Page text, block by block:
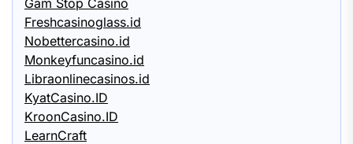
Gam Stop Casino
Freshcasinoglass.id
Nobettercasino.id
Monkeyfuncasino.id
Libraonlinecasinos.id
KyatCasino.ID
KroonCasino.ID
LearnCraft